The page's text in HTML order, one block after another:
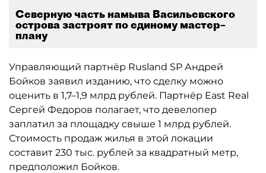
Северную часть намыва Васильевского
острова застроят по единому мастер–
плану
Управляющий партнёр Rusland SP Андрей
Бойков заявил изданию, что сделку можно
оценить в 1,7–1,9 млрд рублей. Партнёр East Real
Сергей Федоров полагает, что девелопер
заплатил за площадку свыше 1 млрд рублей.
Стоимость продаж жилья в этой локации
составит 230 тыс. рублей за квадратный метр,
предположил Бойков.